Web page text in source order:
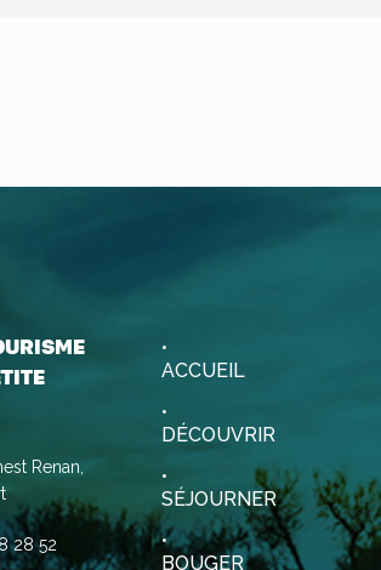
Renan,
28 52
ACCUEIL
DÉCOUVRIR
SÉJOURNER
BOUGER